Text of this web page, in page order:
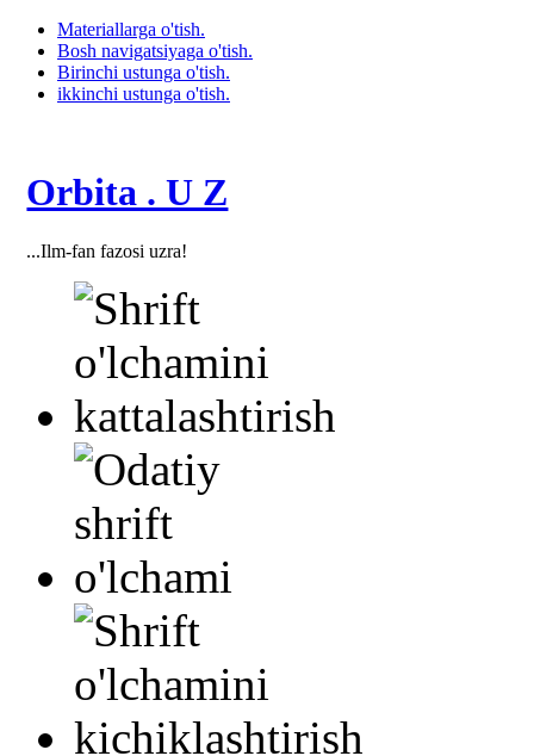
Materiallarga o'tish.
Bosh navigatsiyaga o'tish.
Birinchi ustunga o'tish.
ikkinchi ustunga o'tish.
Orbita . U Z
...Ilm-fan fazosi uzra!